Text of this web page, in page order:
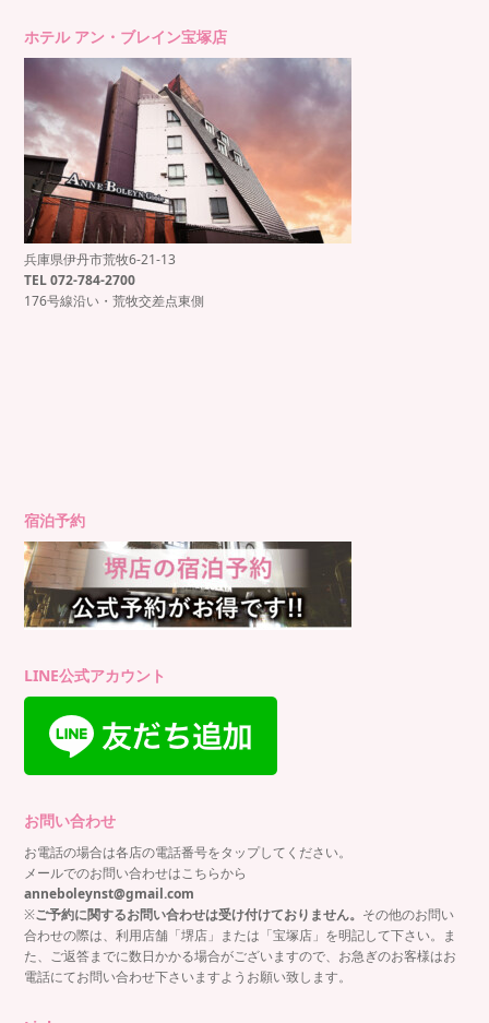
もっと見る
ホテル アン・ブレイン宝塚店
兵庫県伊丹市荒牧6-21-13
TEL 072-784-2700
176号線沿い・荒牧交差点東側
宿泊予約
LINE公式アカウント
お問い合わせ
お電話の場合は各店の電話番号をタップしてください。
メールでのお問い合わせはこちらから
anneboleynst@gmail.com
※ご予約に関するお問い合わせは受け付けておりません。 その他のお問い
合わせの際は、利用店舗「堺店」または「宝塚店」を明記して下さい。ま
た、ご返答までに数日かかる場合がございますので、お急ぎのお客様はお
電話にてお問い合わせ下さいますようお願い致します。